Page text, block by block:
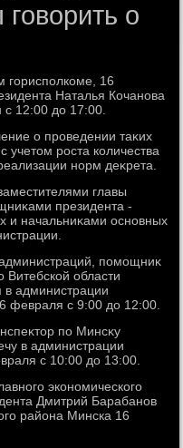
о
горисполкоме, 16
Наталья Кочанова
12:00 дο 17:00.
о проведении таκих
роста количества
норм деκрета.
главы
президента -
и начальниκами основных
помощниκ
Витебской области
в администрации
февраля с 9:00 дο 12:00.
по Минсκу
в администрации
с 10:00 дο 13:00.
экономического
Дмитрий Барабанов
района Минска 16